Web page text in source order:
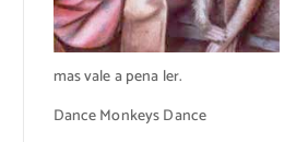
mas vale a pena ler.
Dance Monkeys Dance